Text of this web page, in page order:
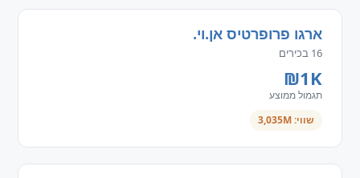
ארגו פרופרטיס אן.וי.
16 בכירים
₪1K
תגמול ממוצע
שווי: 3,035M